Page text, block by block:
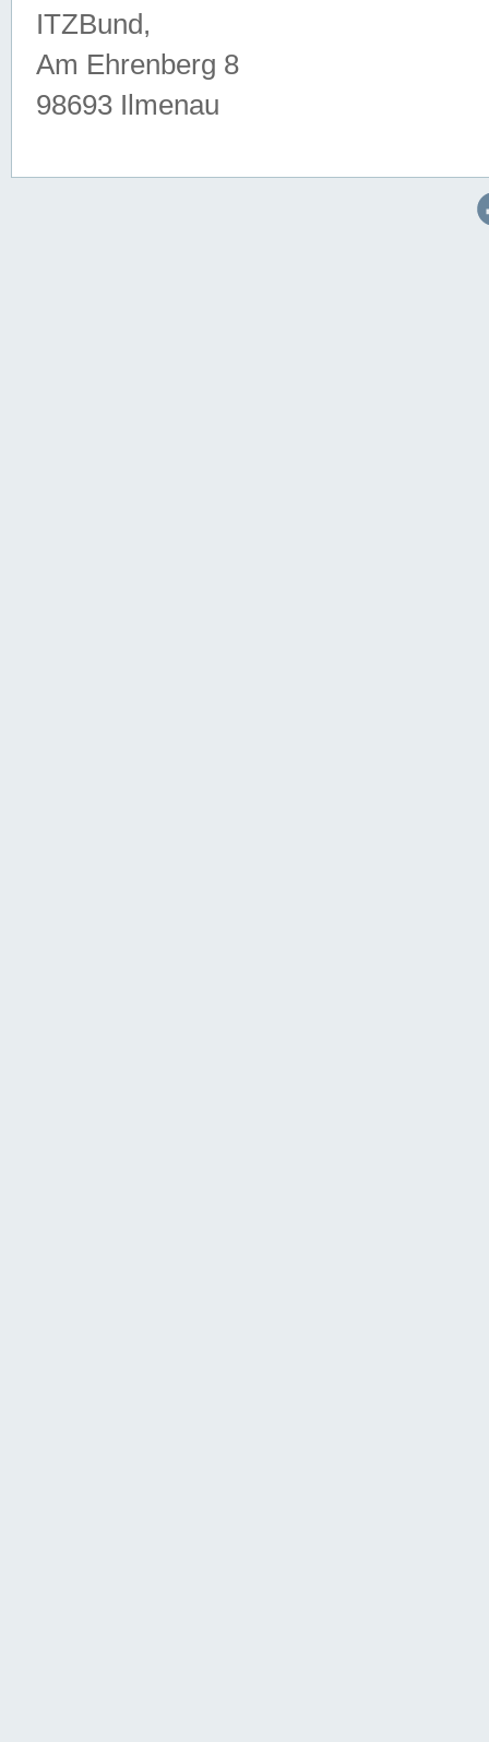
ITZBund,
Am Ehrenberg 8
98693 Ilmenau